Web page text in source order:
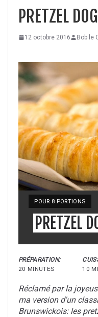
PRETZEL
12 octobre 2016 Bob le
YIELD:
POUR 8 PORTIONS
PRETZEL
PRÉPARATION:
20 MINUTES
10
Réclamé par la
ma version d'un
Brunswickois: les